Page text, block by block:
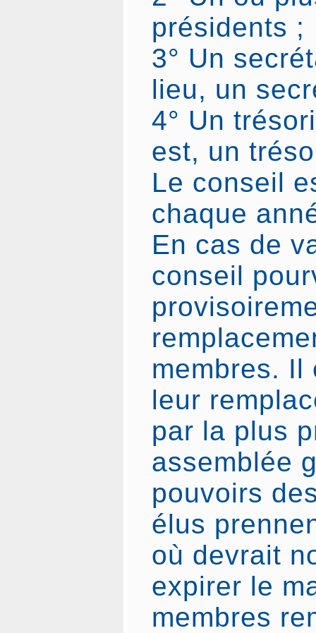
présidents ;
3° Un
lieu, un
4° Un
est, un
Le conseil
chaque
En cas de
conseil
membres. Il
leur
par la plus
assemblée
pouvoirs
élus
où devrait
expirer le
membres